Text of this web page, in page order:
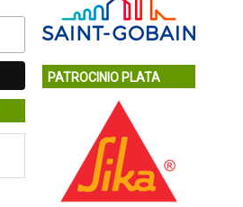
PATROCINIO PLATA